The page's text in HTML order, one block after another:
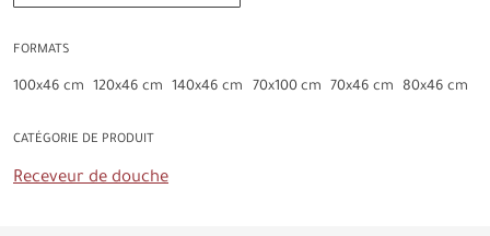
FORMATS
100x46 cm 120x46 cm 140x46 cm 70x100 cm 70x46 cm 80x46 cm
CATÉGORIE DE PRODUIT
Receveur de douche